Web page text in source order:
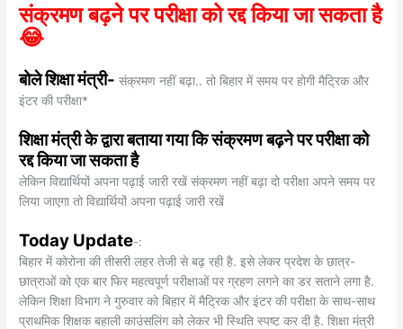
संक्रमण बढ़ने पर परीक्षा को रद्द किया जा सकता है
😂
बोले शिक्षा मंत्री- संक्रमण नहीं बढ़ा.. तो बिहार में समय पर होगी मैट्रिक और
इंटर की परीक्षा*
शिक्षा मंत्री के द्वारा बताया गया कि संक्रमण बढ़ने पर परीक्षा को
रद्द किया जा सकता है
लेकिन विद्यार्थियों अपना पढ़ाई जारी रखें संक्रमण नहीं बढ़ा दो परीक्षा अपने समय पर
लिया जाएगा तो विद्यार्थियों अपना पढ़ाई जारी रखें
Today Update-:
बिहार में कोरोना की तीसरी लहर तेजी से बढ़ रही है. इसे लेकर प्रदेश के छात्र-
छात्राओं को एक बार फिर महत्वपूर्ण परीक्षाओं पर ग्रहण लगने का डर सताने लगा है.
लेकिन शिक्षा विभाग ने गुरुवार को बिहार में मैट्रिक और इंटर की परीक्षा के साथ-साथ
प्राथमिक शिक्षक बहाली काउंसलिंग को लेकर भी स्थिति स्पष्ट कर दी है. शिक्षा मंत्री